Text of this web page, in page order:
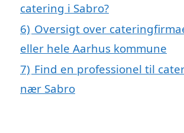
catering i Sabro?
6) Oversigt over
eller hele Aarhus kommune
7) Find en professionel til
nær Sabro